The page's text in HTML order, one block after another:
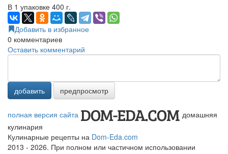
В 1 упаковке 400 г.
Добавить в избранное
0 комментариев
Оставить комментарий
добавить предпросмотр
полная версия сайта
домашняя
кулинария
Кулинарные рецепты на Dom-Eda.com
2013 - 2026. При полном или частичном использовании